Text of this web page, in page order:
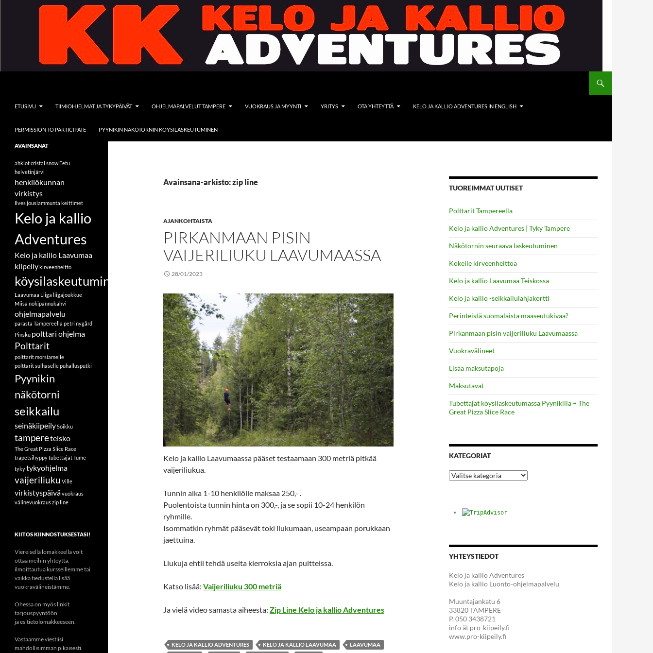
ETUSIVU TIIMIOHJELMAT JA TYKYPÄIVÄT OHJELMAPALVELUT TAMPERE VUOKRAUS JA MYYNTI YRITYS OTA YHTEYTTÄ KELO JA KALLIO ADVENTURES IN ENGLISH
PERMISSION TO PARTICIPATE PYYNIKIN NÄKÖTORNIN KÖYSILASKEUTUMINEN
Avainsana-arkisto: zip line
AJANKOHTAISTA
PIRKANMAAN PISIN
VAIJERILIUKU LAAVUMAASSA
28/01/2023
Kelo ja kallio Laavumaassa pääset testaamaan 300 metriä pitkää
vaijeriliukua.
Tunnin aika 1-10 henkilölle maksaa 250,- .
Puolentoista tunnin hinta on 300,-, ja se sopii 10-24 henkilön
ryhmille.
Isommatkin ryhmät pääsevät toki liukumaan, useampaan porukkaan
jaettuina.
Liukuja ehtii tehdä useita kierroksia ajan puitteissa.
Katso lisää: Vaijeriliuku 300 metriä
Ja vielä video samasta aiheesta: Zip Line Kelo ja kallio Adventures
KELO JA KALLIO ADVENTURES KELO JA KALLIO LAAVUMAA
LAAVUMAA
TUOREIMMAT UUTISET
Polttarit Tampereella
Kelo ja kallio Adventures | Tyky Tampere
Näkötornin seuraava laskeutuminen
Kokeile kirveenheittoa
Kelo ja kallio Laavumaa Teiskossa
Kelo ja kallio -seikkailulahjakortti
Perinteistä suomalaista maaseutukivaa?
Pirkanmaan pisin vaijeriliuku Laavumaassa
Vuokravälineet
Lisää maksutapoja
Maksutavat
Tubettajat köysilaskeutumassa Pyynikillä – The
Great Pizza Slice Race
KATEGORIAT
Kategoriat
YHTEYSTIEDOT
Kelo ja kallio Adventures
Kelo ja kallio Luonto-ohjelmapalvelu
Muuntajankatu 6
33820 TAMPERE
P. 050 3438721
info ät pro-kiipeily.fi
www.pro-kiipeily.fi
Tervetuloa vieraaksemme
pariin
AVAINSANAT
ahkiotcristal snow Eetu
helvetinjärvi
henkilökunnan
virkistys
Ilvesjousiammunta keittimet
Kelo ja kallio
Adventures
Kelo ja kallio Laavumaa
kiipeilykirveenheitto
köysilaskeutuminen
Laavumaa Liiga liigajoukkue
Miisa nokipannukahvi
ohjelmapalvelu
parasta Tampereella petri nygård
Pinsku polttari ohjelma
Polttarit
polttarit morsiamelle
polttarit sulhasellepuhallusputki
Pyynikin
näkötorni
seikkailu
seinäkiipeilySoikku
tampereteisko
The Great Pizza Slice Race
trapetsihyppytubettajatTume
tykytykyohjelma
vaijeriliuku Ville
virkistyspäivävuokraus
välinevuokrauszip line
KIITOS KIINNOSTUKSESTASI!
Viereisellä lomakkeella voit
ottaa meihin yhteyttä,
ilmoittautua kursseillemme tai
vaikka tiedustella lisää
vuokravälineistämme.
Ohessa on myös linkit
tarjouspyyntöön
ja esitietolomakkeeseen.
Vastaamme viestiisi
mahdollisimman pikaisesti.